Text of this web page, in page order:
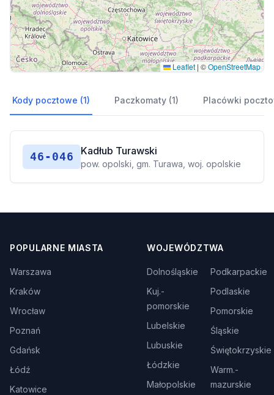
Leaflet | ©OpenStreetMap
Kody pocztowe (1) Paczkomaty (1) Placówki
46-046 Kadłub Turawski
pow. opolski, gm. Turawa, woj. opolskie
POPULARNE MIASTA
Warszawa
Kraków
Wrocław
Poznań
Gdańsk
Łódź
Katowice
WOJEWÓDZTWA
Dolnośląskie
Kuj.-
pomorskie
Lubelskie
Lubuskie
Łódzkie
Małopolskie
Podkarpackie
Podlaskie
Pomorskie
Śląskie
Świętokrzyskie
Warm.-
mazurskie